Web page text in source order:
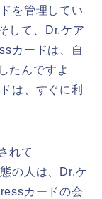
を管理してい
して、Dr.ケア
カードは、自
たんですよ
は、すぐに利
れて
の人は、Dr.ケ
カードの会